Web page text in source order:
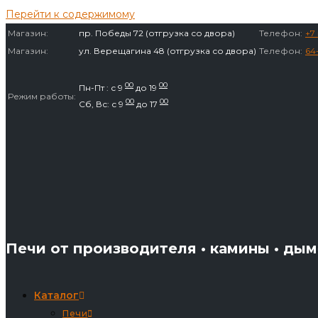
Перейти к содержимому
Магазин: пр. Победы 72 (отгрузка со двора) Телефон: +7
Магазин:
ул. Верещагина 48 (отгрузка со двора) Телефон:
Режим работы:
Пн-Пт : с 9 00 до 19 00
Сб, Вс: с 9 00 до 17 00
Печи от производителя • камины •
Каталог
Печи